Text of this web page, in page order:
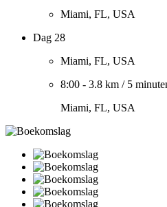
Miami, FL, USA
Dag 28
Miami, FL, USA
8:00 - 3.8 km / 5
Miami, FL, USA